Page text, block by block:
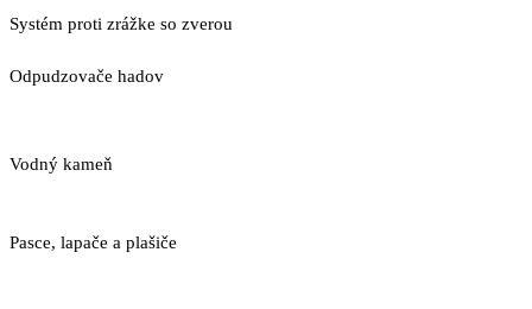
Systém proti zrážke so zverou
Odpudzovače hadov
Vodný kameň
Pasce, lapače a plašiče